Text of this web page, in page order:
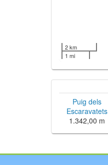
2 km
1 mi
Puig dels
Escaravatets
1.342,00 m